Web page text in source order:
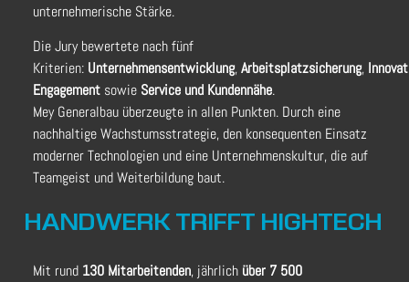
unternehmerische Stärke.
Die Jury bewertete nach fünf
Kriterien: Unternehmensentwicklung,Arbeitsplatzsicherung,
Engagement sowie Service und Kundennähe.
Mey Generalbau überzeugte in allen Punkten. Durch eine
nachhaltige Wachstumsstrategie, den konsequenten Einsatz
moderner Technologien und eine Unternehmenskultur, die auf
Teamgeist und Weiterbildung baut.
HANDWERK TRIFFT HIGHTECH
Mit rund 130 Mitarbeitenden, jährlich über 7 500